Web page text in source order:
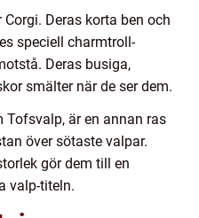
Deras korta ben och
speciell charmtroll-
Deras busiga,
smälter när de ser dem.
Tofsvalp, är en annan ras
över sötaste valpar.
gör dem till en
valp-titeln.